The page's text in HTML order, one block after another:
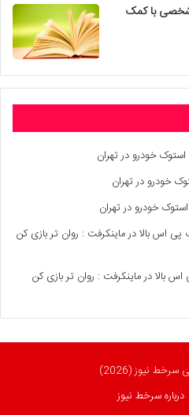
با کمک
خودرو در تهران
خودرو در تهران
خودرو در تهران
اس بالا در ماینکرفت : روان تر بازی کن
بالا در ماینکرفت : روان تر بازی کن
نیوز (2026)
درباره سرخط نیوز